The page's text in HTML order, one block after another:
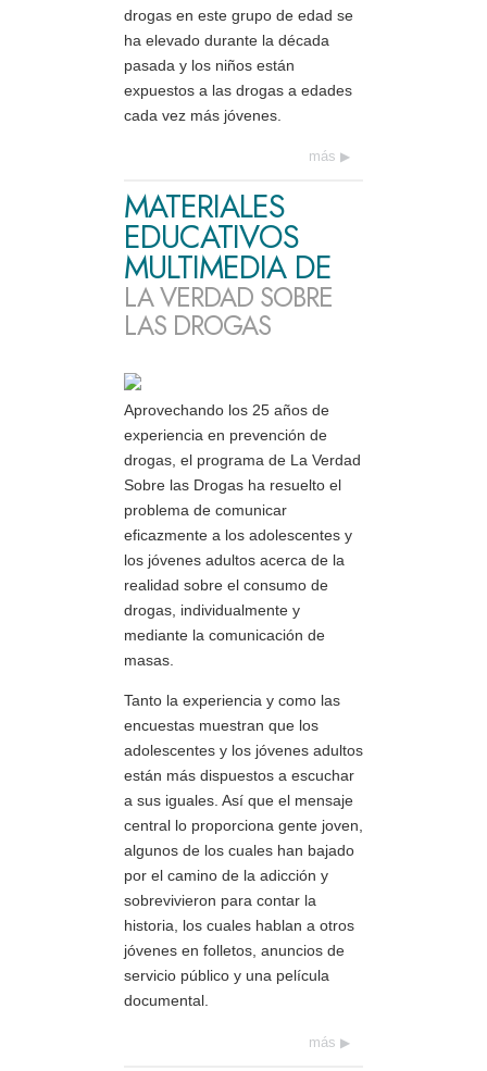
drogas en este grupo de edad se
ha elevado durante la década
pasada y los niños están
expuestos a las drogas a edades
cada vez más jóvenes.
más
MATERIALES
EDUCATIVOS
MULTIMEDIA DE
LA VERDAD SOBRE
LAS DROGAS
Aprovechando los 25 años de
experiencia en prevención de
drogas, el programa de La Verdad
Sobre las Drogas ha resuelto el
problema de comunicar
eficazmente a los adolescentes y
los jóvenes adultos acerca de la
realidad sobre el consumo de
drogas, individualmente y
mediante la comunicación de
masas.
Tanto la experiencia y como las
encuestas muestran que los
adolescentes y los jóvenes adultos
están más dispuestos a escuchar
a sus iguales. Así que el mensaje
central lo proporciona gente joven,
algunos de los cuales han bajado
por el camino de la adicción y
sobrevivieron para contar la
historia, los cuales hablan a otros
jóvenes en folletos, anuncios de
servicio público y una película
documental.
más